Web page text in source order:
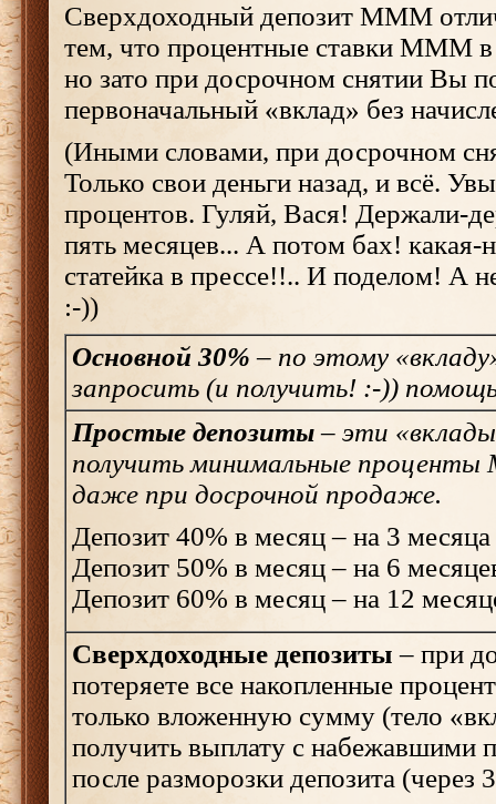
Сверхдоходный депозит МММ
тем, что процентные ставки МММ
но зато при досрочном снятии Вы
первоначальный «вклад» без
(Иными словами, при досрочном
Только свои деньги назад, и всё.
процентов. Гуляй, Вася! Держали-
пять месяцев... А потом бах! какая-
статейка в прессе!!.. И поделом! А
:-))
Основной 30% – по этому
запросить (и получить! :-))
Простые депозиты– эти
получить минимальные
даже при досрочной продаже.
Депозит 40% в месяц – на 3 месяца
Депозит 50% в месяц – на 6
Депозит 60% в месяц – на 12
Сверхдоходные депозиты – при
потеряете все накопленные
только вложенную сумму (тело
получить выплату с набежавшими
после разморозки депозита (через